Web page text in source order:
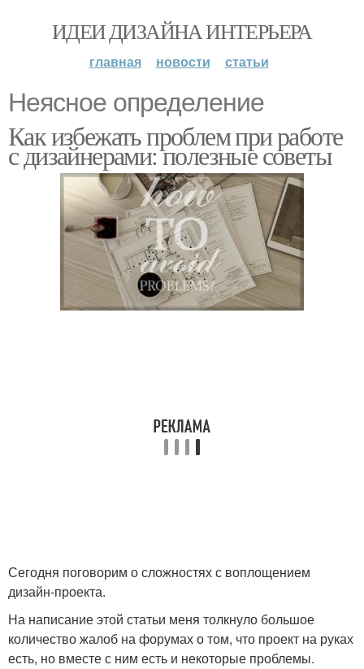
ИДЕИ ДИЗАЙНА ИНТЕРЬЕРА
главная новости статьи
Неясное определение
Как избежать проблем при работе
с дизайнерами: полезные советы
Сегодня поговорим о сложностях с воплощением
дизайн-проекта.
На написание этой статьи меня толкнуло большое
количество жалоб на форумах о том, что проект на руках
есть, но вместе с ним есть и некоторые проблемы.